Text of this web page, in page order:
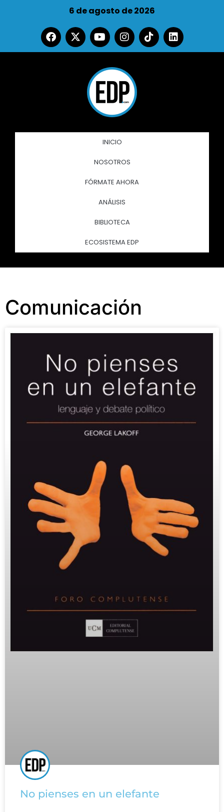
6 de agosto de 2026
INICIO
NOSOTROS
FÓRMATE AHORA
ANÁLISIS
BIBLIOTECA
ECOSISTEMA EDP
Comunicación
No pienses en un elefante